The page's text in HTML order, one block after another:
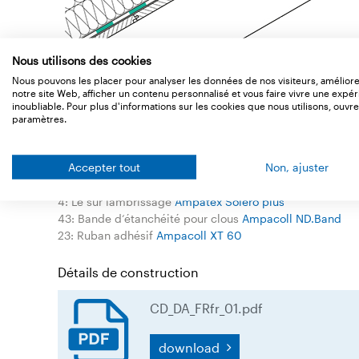
Legend
4: Lé sur lambrissage Ampatex Solero plus
43: Bande d‘étanchéité pour clous Ampacoll ND.Band
23: Ruban adhésif Ampacoll XT 60
Détails de construction
CD_DA_FRfr_01.pdf
download
Nous utilisons des cookies
Nous pouvons les placer pour analyser les données de nos visiteurs,
notre site Web, afficher un contenu personnalisé et vous faire vivre une
inoubliable. Pour plus d'informations sur les cookies que nous utilisons,
paramètres.
Accepter tout Non, ajuster